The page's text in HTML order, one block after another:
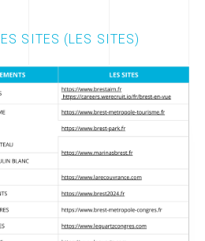
SITES (LES SITES)